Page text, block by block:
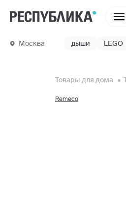
Москва дыши LEGO
Товары для дома
Remeco